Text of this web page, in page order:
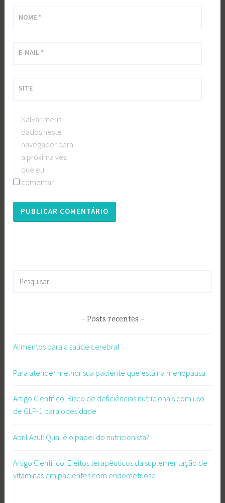
NOME *
E-MAIL *
SITE
Salvar meus
dados neste
navegador para
a próxima vez
que eu
comentar.
Posts recentes
Alimentos para a saúde cerebral
Para atender melhor sua paciente que está na menopausa
Artigo Científico: Risco de deficiências nutricionais com uso
de GLP-1 para obesidade
Abril Azul: Qual é o papel do nutricionista?
Artigo Científico: Efeitos terapêuticos da suplementação de
vitaminas em pacientes com endometriose